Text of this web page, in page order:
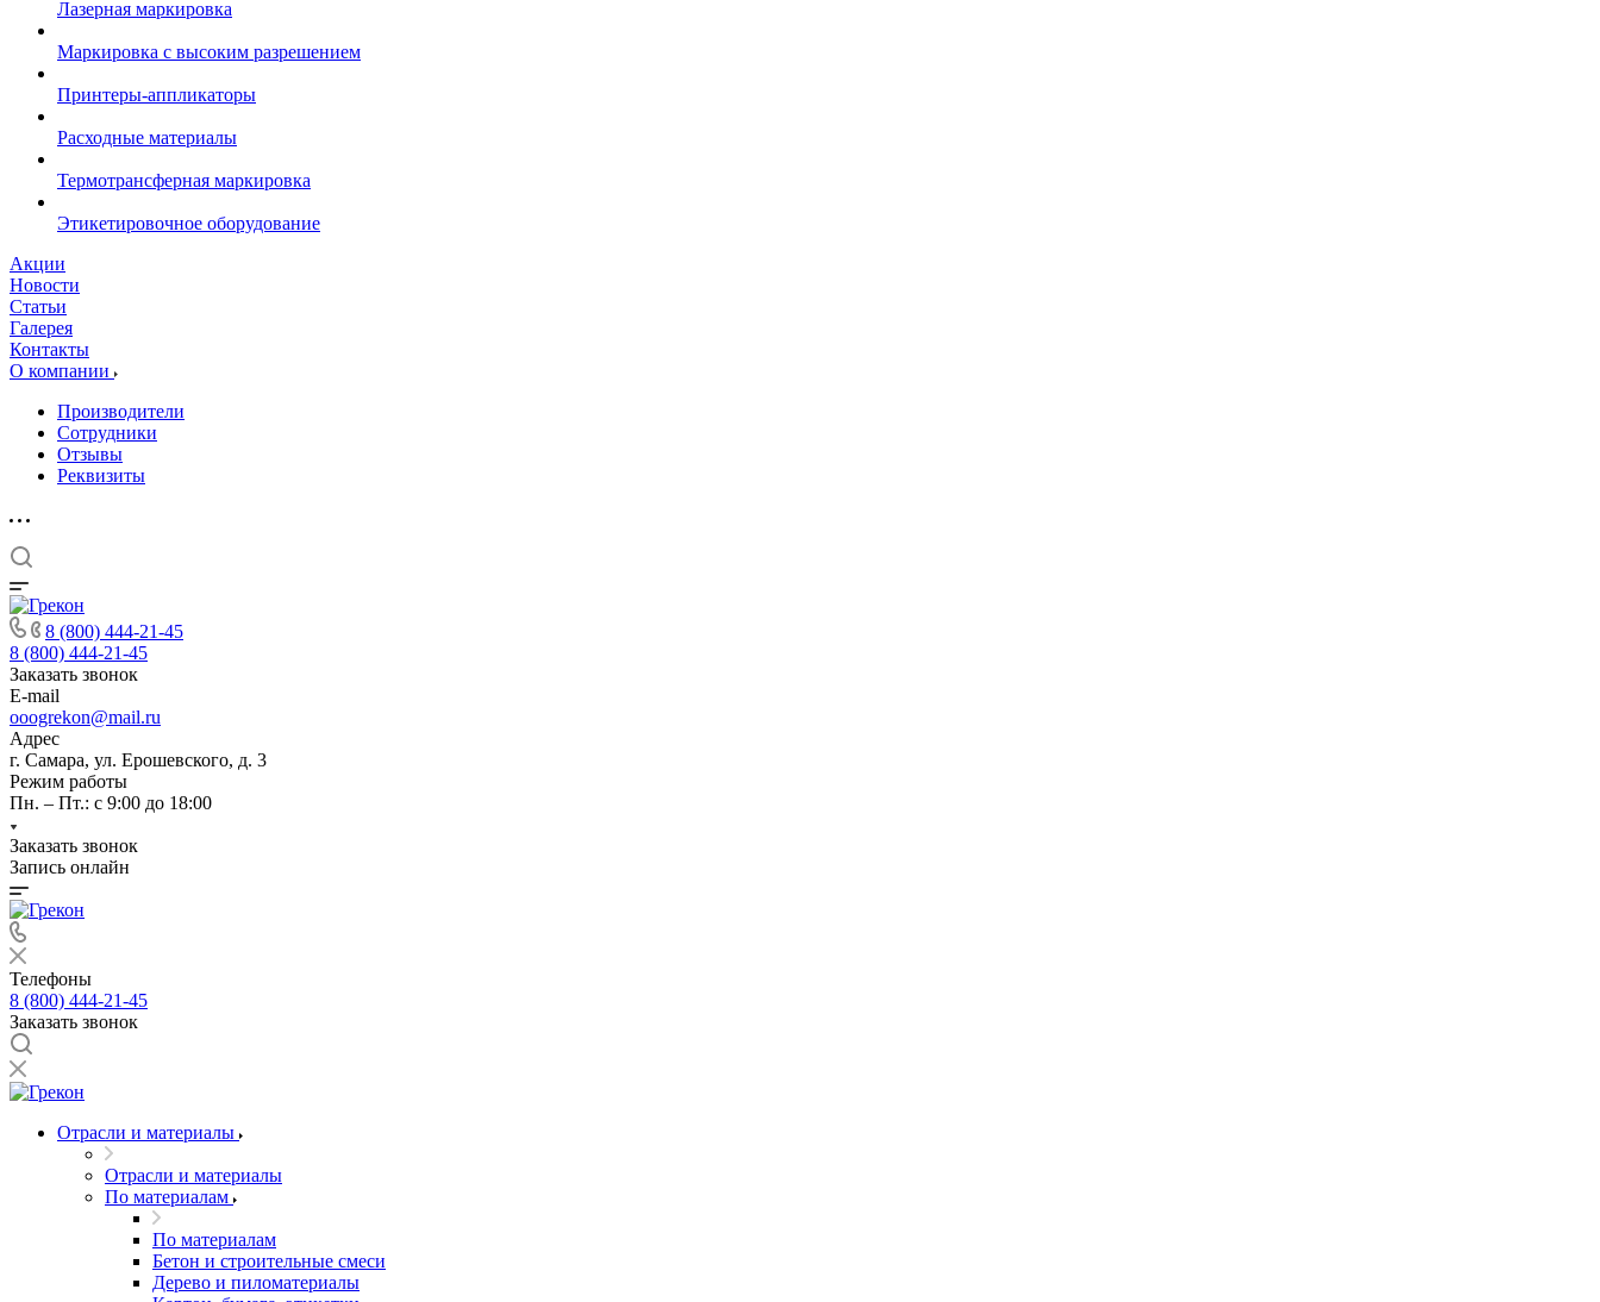
Лазерная маркировка
Маркировка с высоким разрешением
Принтеры-аппликаторы
Расходные материалы
Термотрансферная маркировка
Этикетировочное оборудование
Акции
Новости
Статьи
Галерея
Контакты
О компании
Производители
Сотрудники
Отзывы
Реквизиты
8 (800) 444-21-45
8 (800) 444-21-45
Заказать звонок
E-mail
ooogrekon@mail.ru
Адрес
г. Самара, ул. Ерошевского, д. 3
Режим работы
Пн. – Пт.: с 9:00 до 18:00
Заказать звонок
Запись онлайн
Телефоны
8 (800) 444-21-45
Заказать звонок
Отрасли и материалы
Отрасли и материалы
По материалам
По материалам
Бетон и строительные смеси
Дерево и пиломатериалы